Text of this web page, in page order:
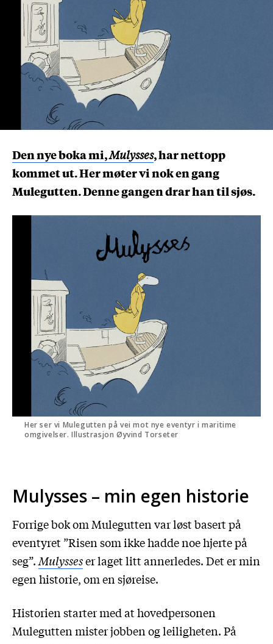
Den nye boka mi,Mulysses, har nettopp
kommet ut. Her møter vi nok en gang
Mulegutten. Denne gangen drar han til sjøs.
Her ser vi Mulegutten på vei mot nye eventyr i maritime
omgivelser. Illustrasjon Øyvind Torseter
Mulysses – min egen historie
Forrige bok om Mulegutten var løst basert på
eventyret ”Risen som ikke hadde noe hjerte på
seg”.Mulysseser laget litt annerledes. Det er min
egen historie, om en sjøreise.
Historien starter med at hovedpersonen
Mulegutten mister jobben og leiligheten. På